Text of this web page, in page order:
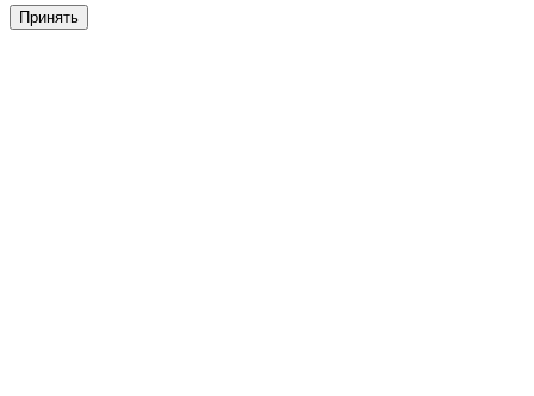
Принять